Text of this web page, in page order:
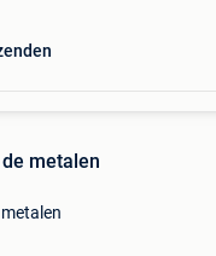
metalen